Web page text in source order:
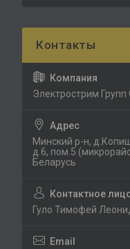
Электрострим
Минский р-н,
д.6, пом.5
Беларусь
Гуло Тимофей